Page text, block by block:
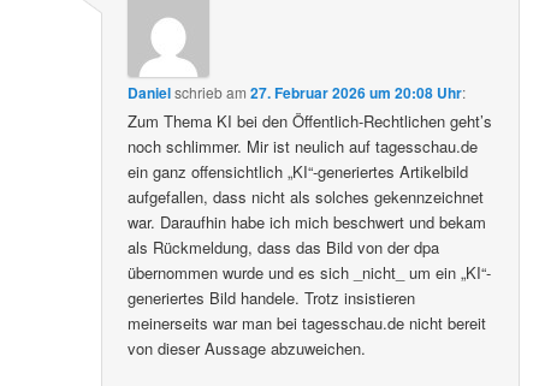
Danielschriebam27. Februar 2026 um 20:08 Uhr:
Zum Thema KI bei den Öffentlich-Rechtlichen geht’s
noch schlimmer. Mir ist neulich auf tagesschau.de
ein ganz offensichtlich „KI“-generiertes Artikelbild
aufgefallen, dass nicht als solches gekennzeichnet
war. Daraufhin habe ich mich beschwert und bekam
als Rückmeldung, dass das Bild von der dpa
übernommen wurde und es sich _nicht_ um ein „KI“-
generiertes Bild handele. Trotz insistieren
meinerseits war man bei tagesschau.de nicht bereit
von dieser Aussage abzuweichen.